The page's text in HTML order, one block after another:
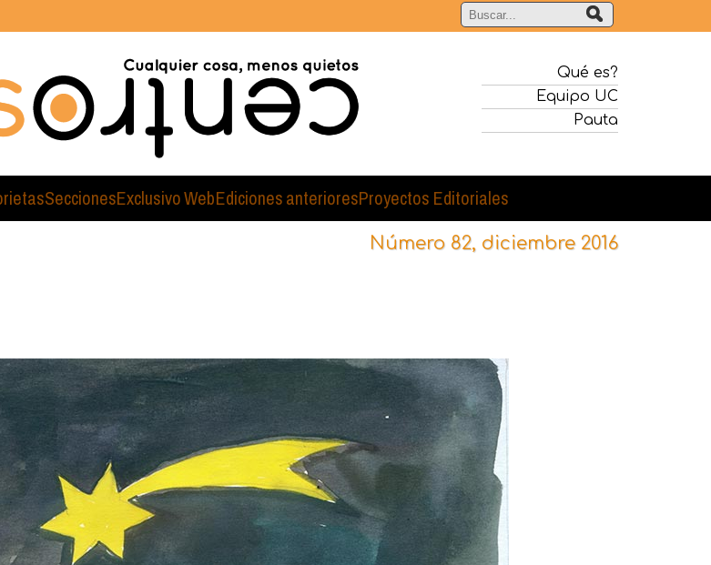
Qué es?
Equipo UC
Pauta
SeccionesExclusivo WebEdiciones anterioresProyectos Editoriales
Número 82, diciembre 2016